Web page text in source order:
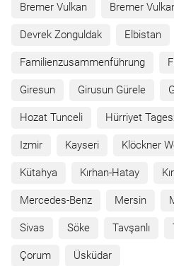
Bremer Vulkan Bremer
Devrek Zonguldak Elbistan
Familienzusammenführung
Giresun Girusun Gürele
Hozat Tunceli Hürriyet
Izmir Kayseri Klöckner
Kütahya Kırhan-Hatay
Mercedes-Benz Mersin
Sivas Söke Tavşanlı
Çorum Üsküdar